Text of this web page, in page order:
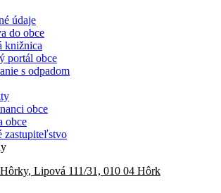
údaje
do obce
knižnica
portál obce
s odpadom
obce
obce
zastupiteľstvo
Hôrky, Lipová 111/31, 010 04 Hôrk